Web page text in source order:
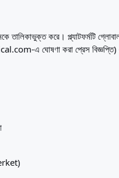
তালিকাভুক্ত করে। প্ল্যাটফর্মটি
এ ঘোষণা করা প্রেস